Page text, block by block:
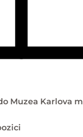
Muzea Karlova